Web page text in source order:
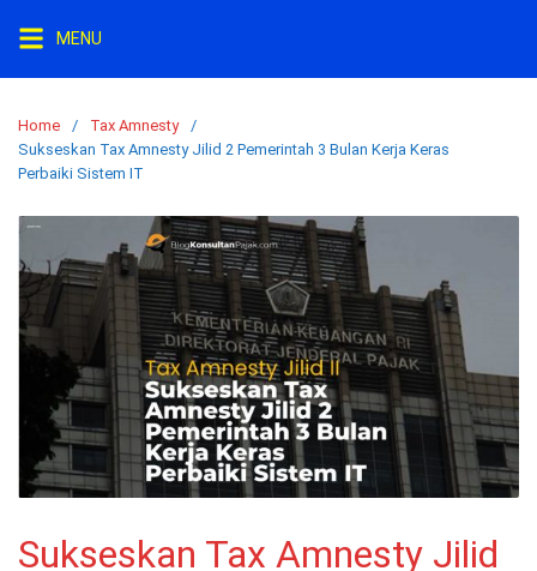
content
MENU
Home
Tax Amnesty
Sukseskan Tax Amnesty Jilid 2 Pemerintah 3 Bulan Kerja Keras
Perbaiki Sistem IT
Sukseskan Tax Amnesty Jilid